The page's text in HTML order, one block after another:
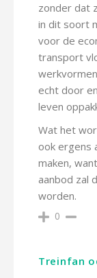
zonder dat
in dit soort
voor de
transport
echt door
leven
Wat het
ook ergens
maken,
aanbod zal
worden.
0
Treinfan